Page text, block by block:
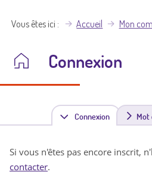
Vous êtes ici Accueil Mon
Connexion
Connexion(
n
Mot
Si vous n'êtes pas encore inscrit,
contacter.